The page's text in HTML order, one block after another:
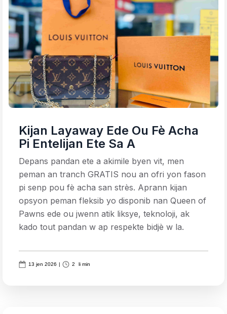
Kijan Layaway Ede Ou Fè Acha
Pi Entelijan Ete Sa A
Depans pandan ete a akimile byen vit, men
peman an tranch GRATIS nou an ofri yon fason
pi senp pou fè acha san strès. Aprann kijan
opsyon peman fleksib yo disponib nan Queen of
Pawns ede ou jwenn atik liksye, teknoloji, ak
kado tout pandan w ap respekte bidjè w la.
13 jen 2026 | 2 li min